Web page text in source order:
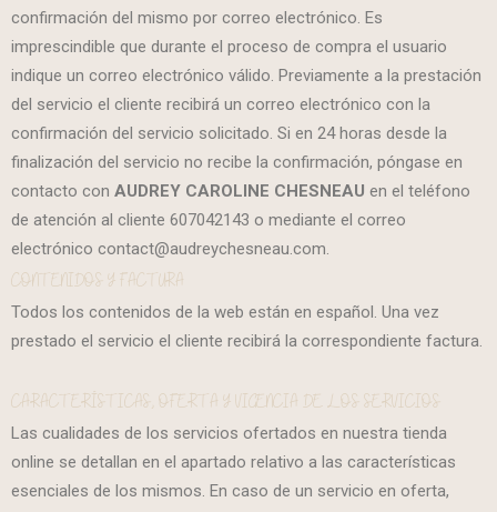
confirmación del mismo por correo electrónico. Es
imprescindible que durante el proceso de compra el usuario
indique un correo electrónico válido. Previamente a la prestación
del servicio el cliente recibirá un correo electrónico con la
confirmación del servicio solicitado. Si en 24 horas desde la
finalización del servicio no recibe la confirmación, póngase en
contacto con AUDREY CAROLINE CHESNEAU en el teléfono
de atención al cliente 607042143 o mediante el correo
electrónico contact@audreychesneau.com.
CONTENIDOS Y FACTURA
Todos los contenidos de la web están en español. Una vez
prestado el servicio el cliente recibirá la correspondiente factura.
CARACTERÍSTICAS, OFERTA Y VIGENCIA DE LOS SERVICIOS
Las cualidades de los servicios ofertados en nuestra tienda
online se detallan en el apartado relativo a las características
esenciales de los mismos. En caso de un servicio en oferta,